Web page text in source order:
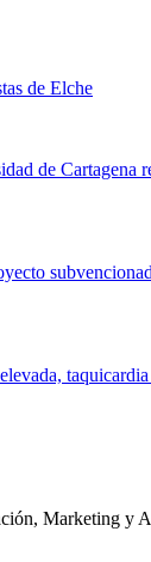
de Elche
de Cartagena
Marketing y